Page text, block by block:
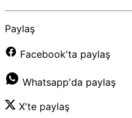
Paylaş
Facebook'ta paylaş
Whatsapp'da paylaş
X'te paylaş